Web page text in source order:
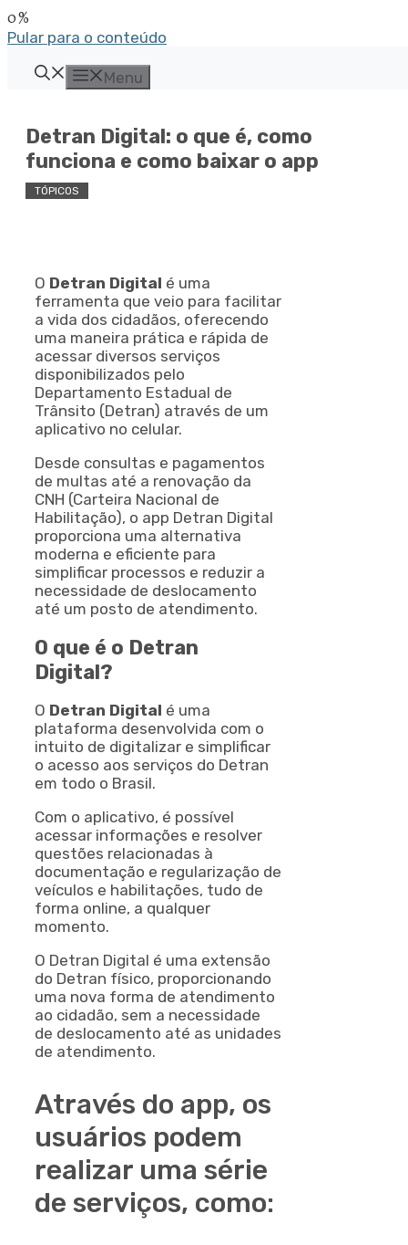
Pular para o conteúdo
Menu
Detran Digital: o que é, como
funciona e como baixar o app
TÓPICOS
O Detran Digital é uma
ferramenta que veio para facilitar
a vida dos cidadãos, oferecendo
uma maneira prática e rápida de
acessar diversos serviços
disponibilizados pelo
Departamento Estadual de
Trânsito (Detran) através de um
aplicativo no celular.
Desde consultas e pagamentos
de multas até a renovação da
CNH (Carteira Nacional de
Habilitação), o app Detran Digital
proporciona uma alternativa
moderna e eficiente para
simplificar processos e reduzir a
necessidade de deslocamento
até um posto de atendimento.
O que é o Detran
Digital?
O Detran Digital é uma
plataforma desenvolvida com o
intuito de digitalizar e simplificar
o acesso aos serviços do Detran
em todo o Brasil.
Com o aplicativo, é possível
acessar informações e resolver
questões relacionadas à
documentação e regularização de
veículos e habilitações, tudo de
forma online, a qualquer
momento.
O Detran Digital é uma extensão
do Detran físico, proporcionando
uma nova forma de atendimento
ao cidadão, sem a necessidade
de deslocamento até as unidades
de atendimento.
Através do app, os
usuários podem
realizar uma série
de serviços, como: